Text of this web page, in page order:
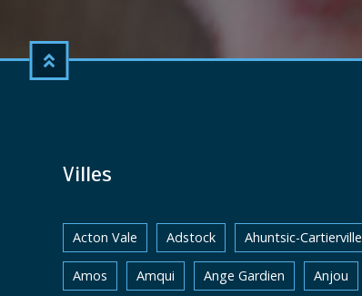
Villes
Acton Vale Adstock Ahuntsic-Cartierville
Amos Amqui Ange Gardien Anjou